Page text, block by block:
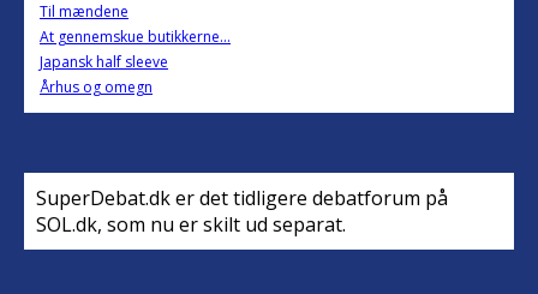
Til mændene
At gennemskue butikkerne...
Japansk half sleeve
Århus og omegn
SuperDebat.dk er det tidligere debatforum på
SOL.dk, som nu er skilt ud separat.